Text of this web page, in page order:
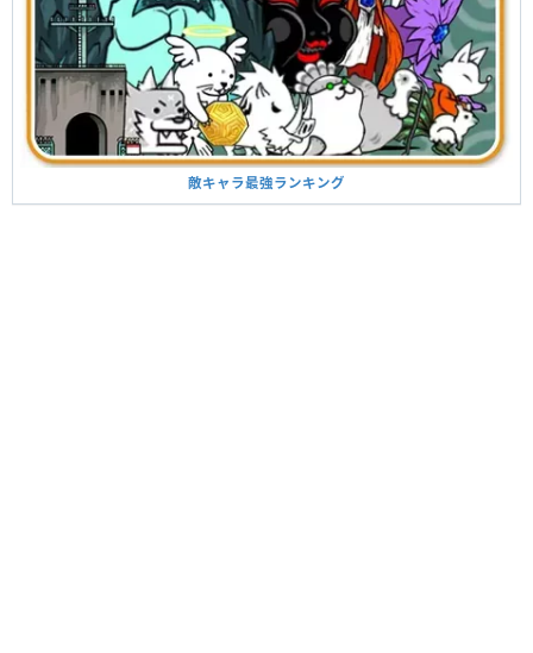
敵キャラ最強ランキング